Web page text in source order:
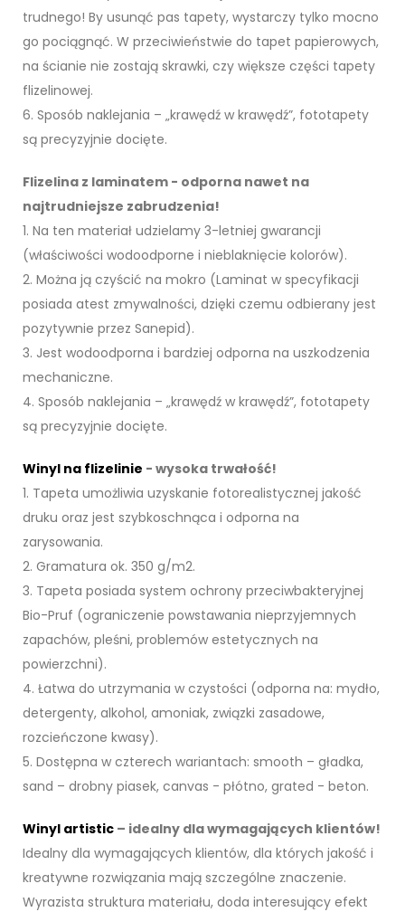
trudnego! By usunąć pas tapety, wystarczy tylko mocno
go pociągnąć. W przeciwieństwie do tapet papierowych,
na ścianie nie zostają skrawki, czy większe części tapety
flizelinowej.
6. Sposób naklejania – „krawędź w krawędź”, fototapety
są precyzyjnie docięte.
Flizelina z laminatem - odporna nawet na
najtrudniejsze zabrudzenia!
1. Na ten materiał udzielamy 3-letniej gwarancji
(właściwości wodoodporne i nieblaknięcie kolorów).
2. Można ją czyścić na mokro (Laminat w specyfikacji
posiada atest zmywalności, dzięki czemu odbierany jest
pozytywnie przez Sanepid).
3. Jest wodoodporna i bardziej odporna na uszkodzenia
mechaniczne.
4. Sposób naklejania – „krawędź w krawędź”, fototapety
są precyzyjnie docięte.
Winyl na flizelinie - wysoka trwałość!
1. Tapeta umożliwia uzyskanie fotorealistycznej jakość
druku oraz jest szybkoschnąca i odporna na
zarysowania.
2. Gramatura ok. 350 g/m2.
3. Tapeta posiada system ochrony przeciwbakteryjnej
Bio-Pruf (ograniczenie powstawania nieprzyjemnych
zapachów, pleśni, problemów estetycznych na
powierzchni).
4. Łatwa do utrzymania w czystości (odporna na: mydło,
detergenty, alkohol, amoniak, związki zasadowe,
rozcieńczone kwasy).
5. Dostępna w czterech wariantach: smooth – gładka,
sand – drobny piasek, canvas - płótno, grated - beton.
Winyl artistic – idealny dla wymagających klientów!
Idealny dla wymagających klientów, dla których jakość i
kreatywne rozwiązania mają szczególne znaczenie.
Wyrazista struktura materiału, doda interesujący efekt